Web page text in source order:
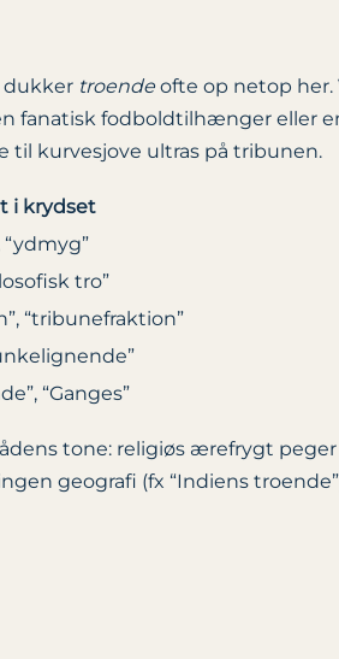
dukker troendeofte op netop her.
fodboldtilhænger eller
kurve­sjove ultras på tribunen.
i krydset
“ydmyg”
tro”
“tribune­fraktion”
“Ganges”
tone: religiøs ærefrygt peger
geografi (fx “Indiens